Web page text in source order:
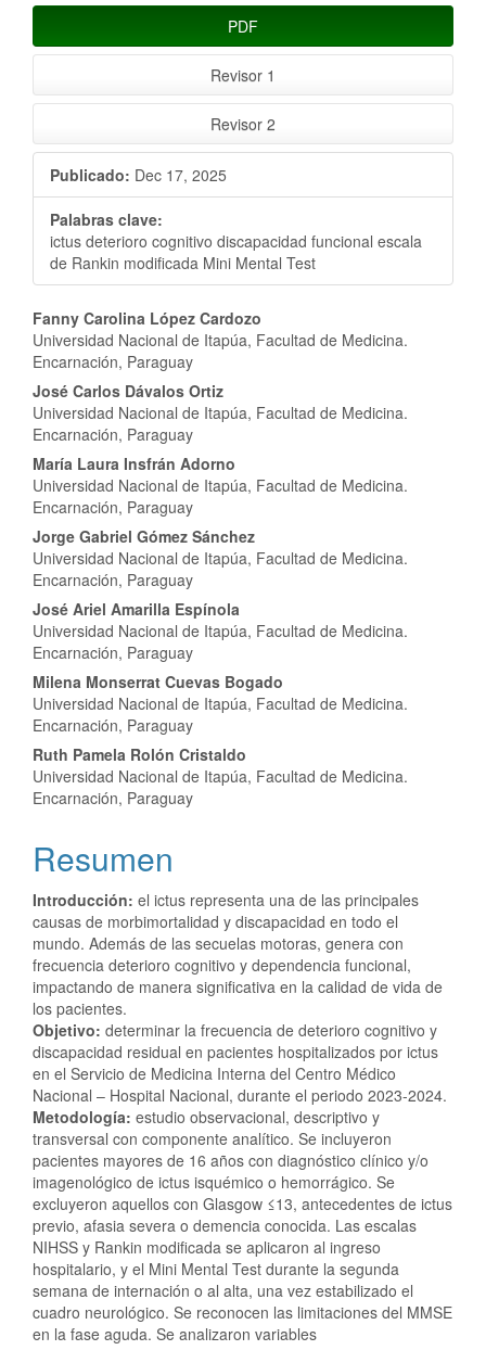
PDF
Revisor 1
Revisor 2
Publicado: Dec 17, 2025
Palabras clave:
ictus deterioro cognitivo discapacidad funcional escala
de Rankin modificada Mini Mental Test
Contenido
principal
del
artículo
Fanny Carolina López Cardozo
Universidad Nacional de Itapúa, Facultad de Medicina.
Encarnación, Paraguay
José Carlos Dávalos Ortiz
Universidad Nacional de Itapúa, Facultad de Medicina.
Encarnación, Paraguay
María Laura Insfrán Adorno
Universidad Nacional de Itapúa, Facultad de Medicina.
Encarnación, Paraguay
Jorge Gabriel Gómez Sánchez
Universidad Nacional de Itapúa, Facultad de Medicina.
Encarnación, Paraguay
José Ariel Amarilla Espínola
Universidad Nacional de Itapúa, Facultad de Medicina.
Encarnación, Paraguay
Milena Monserrat Cuevas Bogado
Universidad Nacional de Itapúa, Facultad de Medicina.
Encarnación, Paraguay
Ruth Pamela Rolón Cristaldo
Universidad Nacional de Itapúa, Facultad de Medicina.
Encarnación, Paraguay
Resumen
Introducción: el ictus representa una de las principales
causas de morbimortalidad y discapacidad en todo el
mundo. Además de las secuelas motoras, genera con
frecuencia deterioro cognitivo y dependencia funcional,
impactando de manera significativa en la calidad de vida de
los pacientes.
Objetivo: determinar la frecuencia de deterioro cognitivo y
discapacidad residual en pacientes hospitalizados por ictus
en el Servicio de Medicina Interna del Centro Médico
Nacional – Hospital Nacional, durante el periodo 2023-2024.
Metodología: estudio observacional, descriptivo y
transversal con componente analítico. Se incluyeron
pacientes mayores de 16 años con diagnóstico clínico y/o
imagenológico de ictus isquémico o hemorrágico. Se
excluyeron aquellos con Glasgow ≤13, antecedentes de ictus
previo, afasia severa o demencia conocida. Las escalas
NIHSS y Rankin modificada se aplicaron al ingreso
hospitalario, y el Mini Mental Test durante la segunda
semana de internación o al alta, una vez estabilizado el
cuadro neurológico. Se reconocen las limitaciones del MMSE
en la fase aguda. Se analizaron variables